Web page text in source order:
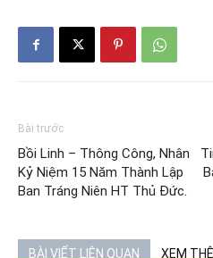
Bài trước
Bồi Linh – Thông Công, Nhân
Kỷ Niệm 15 Năm Thành Lập
Ban Tráng Niên HT Thủ Đức.
BÀI VIẾT LIÊN QUAN XEM